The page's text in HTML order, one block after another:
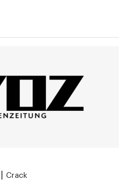
Crack